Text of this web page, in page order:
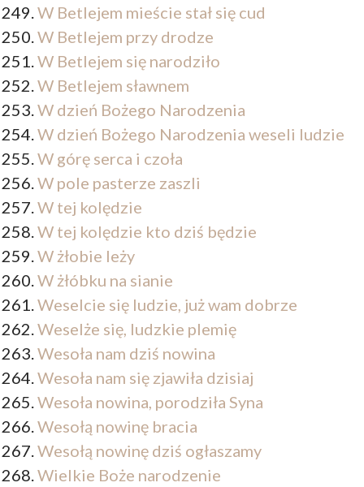
W Betlejem mieście stał się cud
W Betlejem przy drodze
W Betlejem się narodziło
W Betlejem sławnem
W dzień Bożego Narodzenia
W dzień Bożego Narodzenia weseli ludzie
W górę serca i czoła
W pole pasterze zaszli
W tej kolędzie
W tej kolędzie kto dziś będzie
W żłobie leży
W żłóbku na sianie
Weselcie się ludzie, już wam dobrze
Weselże się, ludzkie plemię
Wesoła nam dziś nowina
Wesoła nam się zjawiła dzisiaj
Wesoła nowina, porodziła Syna
Wesołą nowinę bracia
Wesołą nowinę dziś ogłaszamy
Wielkie Boże narodzenie